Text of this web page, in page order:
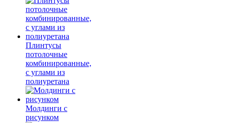
Плинтусы
потолочные
комбинированные,
с углами из
полиуретана
Молдинги c
рисунком